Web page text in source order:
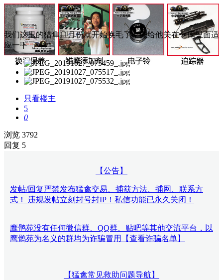
我们这里的猎隼11月份就开始换毛了，先给他关在仓库里面适
应一下
只看楼主
5
0
浏览 3792
回复 5
【公告】
发帖/回复严禁发布猛禽交易、捕获方法、捕网、联系方
式！ 违规发帖立刻封号封IP！私信功能已永久关闭！
鹰鹘苑没有任何微信群、QQ群、贴吧等其他交流平台，以
鹰鹘苑为名义的群均为诈骗冒用【查看诈骗名单】
【猛禽常见救助问题导航】